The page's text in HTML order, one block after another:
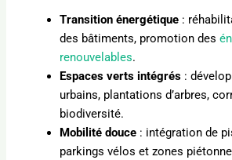
Transition énergétique :
des bâtiments, promotion des
renouvelables.
Espaces verts intégrés :
urbains, plantations d’arbres,
biodiversité.
Mobilité douce : intégration de
parkings vélos et zones